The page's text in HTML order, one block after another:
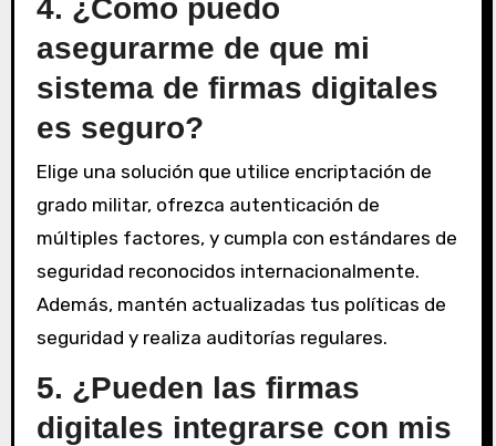
4. ¿Cómo puedo
asegurarme de que mi
sistema de firmas digitales
es seguro?
Elige una solución que utilice encriptación de
grado militar, ofrezca autenticación de
múltiples factores, y cumpla con estándares de
seguridad reconocidos internacionalmente.
Además, mantén actualizadas tus políticas de
seguridad y realiza auditorías regulares.
5. ¿Pueden las firmas
digitales integrarse con mis